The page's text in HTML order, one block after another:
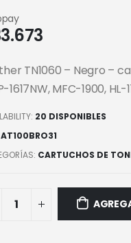
TN1060 – Negro –
1617NW, MFC-1900, HL-
20 DISPONIBLES
AT100BRO31
CARTUCHOS DE